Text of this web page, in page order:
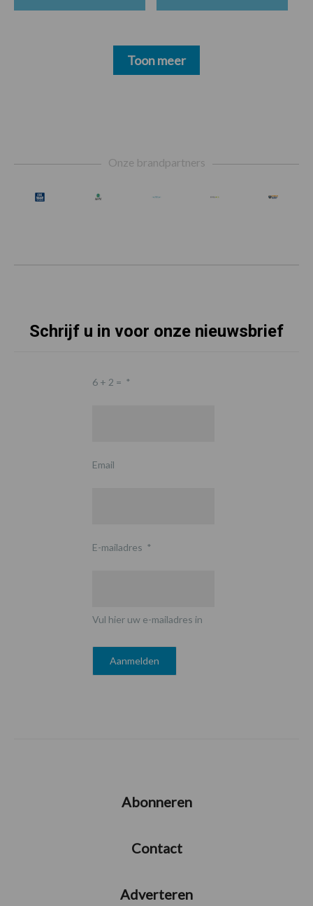
Toon meer
Onze brandpartners
Schrijf u in voor onze nieuwsbrief
6 + 2 = *
Email
E-mailadres *
Vul hier uw e-mailadres in
Abonneren
Contact
Adverteren